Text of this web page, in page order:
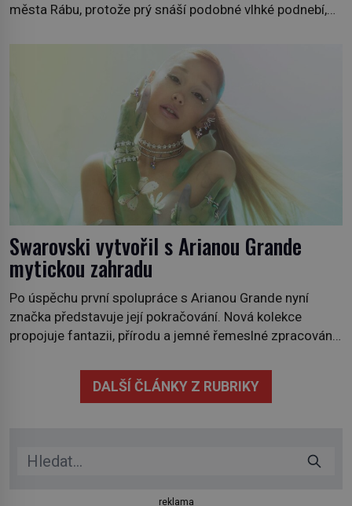
města Rábu, protože prý snáší podobné vlhké podnebí,
někdy i v obchodech. Její bulvy jsou bílé, nahoře někdy
Swarovski vytvořil s Arianou Grande
mytickou zahradu
Po úspěchu první spolupráce s Arianou Grande nyní
značka představuje její pokračování. Nová kolekce
propojuje fantazii, přírodu a jemné řemeslné zpracování
třicítka šperků působí hravě a zároveň rafinovaně.
Spolupráce mezi značkou Swarovski a zpěvačkou a
DALŠÍ ČLÁNKY Z RUBRIKY
reklama